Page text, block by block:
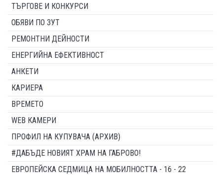
ТЪРГОВЕ И КОНКУРСИ
ОБЯВИ ПО ЗУТ
РЕМОНТНИ ДЕЙНОСТИ
ЕНЕРГИЙНА ЕФЕКТИВНОСТ
АНКЕТИ
КАРИЕРА
ВРЕМЕТО
WEB КАМЕРИ
ПРОФИЛ НА КУПУВАЧА (АРХИВ)
#ДАБЪДЕ НОВИЯТ ХРАМ НА ГАБРОВО!
ЕВРОПЕЙСКА СЕДМИЦА НА МОБИЛНОСТТА - 16 - 22